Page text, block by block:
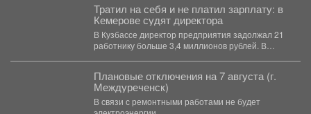
Тратил на себя и не платил зарплату: в
Кемерове судят директора
В Кузбассе директор предприятия задолжал 21
работнику больше 3,4 миллионов рублей. В
Плановые отключения на 7 августа (г.
Междуреченск)
В связи с ремонтными работами не будет